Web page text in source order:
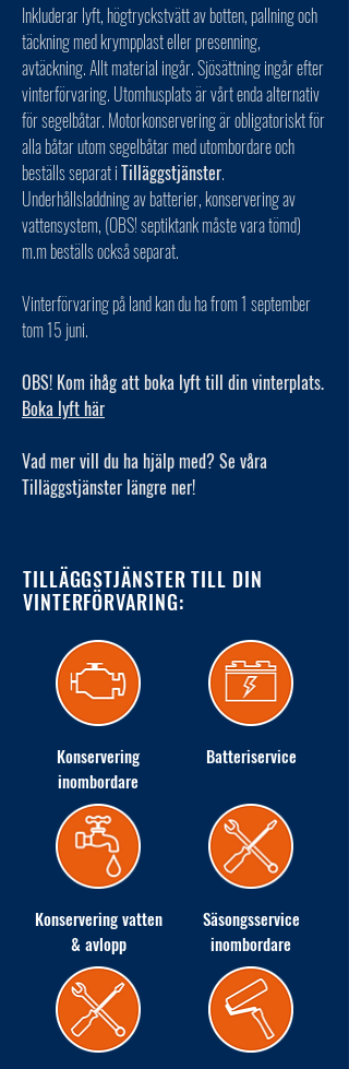
Inkluderar lyft, högtryckstvätt av botten, pallning och
täckning med krympplast eller presenning,
avtäckning. Allt material ingår. Sjösättning ingår efter
vinterförvaring. Utomhusplats är vårt enda alternativ
för segelbåtar. Motorkonservering är obligatoriskt för
alla båtar utom segelbåtar med utombordare och
beställs separat iTilläggstjänster.
Underhållsladdning av batterier, konservering av
vattensystem, (OBS! septiktank måste vara tömd)
m.m beställs också separat.
Vinterförvaring på land kan du ha from 1 september
tom 15 juni.
OBS! Kom ihåg att boka lyft till din vinterplats.
Boka lyft här
Vad mer vill du ha hjälp med? Se våra
Tilläggstjänster längre ner!
TILLÄGGSTJÄNSTER TILL DIN
VINTERFÖRVARING:
Konservering
inombordare
Batteriservice
Konservering vatten
& avlopp
Säsongsservice
inombordare